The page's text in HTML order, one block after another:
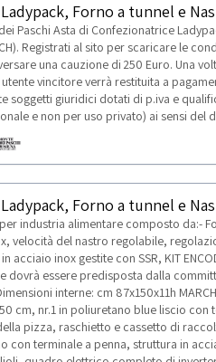
Forno a tunnel e
Paschi Asta di Confezionatrice
Registrati al sito per scaricare le
una cauzione di 250 Euro. Una
vincitore verrà restituita a
soggetti giuridici dotati di p.iva e
e non per uso privato) ai sensi del
Forno a tunnel e
industria alimentare composto da:-
velocità del nastro regolabile,
acciaio inox gestite con SSR, KIT
dovrà essere predisposta dalla
interne: cm 87x150x11h
cm, nr.1 in poliuretano blue liscio con
pizza, raschietto e cassetto di
con terminale a penna, struttura in